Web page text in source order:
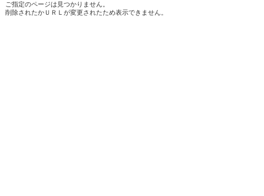
ご指定のページは見つかりません。
削除されたかＵＲＬが変更されたため表示できません。